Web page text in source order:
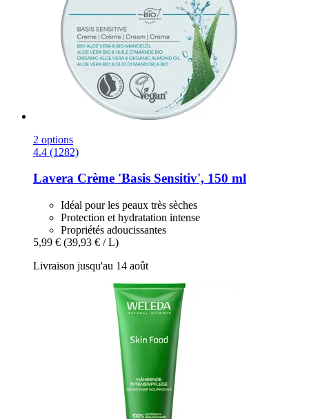
2 options
4.4 (1282)
Lavera Crème 'Basis Sensitiv', 150 ml
Idéal pour les peaux très sèches
Protection et hydratation intense
Propriétés adoucissantes
5,99 € (39,93 € / L)
Livraison jusqu'au 14 août